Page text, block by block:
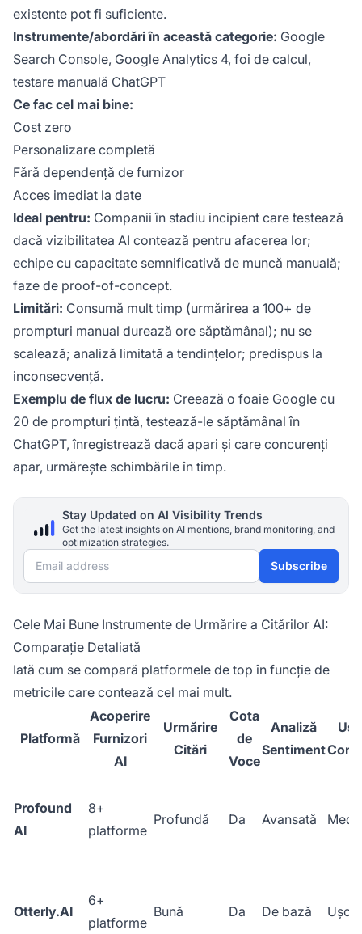
existente pot fi suficiente.
Instrumente/abordări în această categorie: Google
Search Console, Google Analytics 4, foi de calcul,
testare manuală ChatGPT
Ce fac cel mai bine:
Cost zero
Personalizare completă
Fără dependență de furnizor
Acces imediat la date
Ideal pentru: Companii în stadiu incipient care testează
dacă vizibilitatea AI contează pentru afacerea lor;
echipe cu capacitate semnificativă de muncă manuală;
faze de proof-of-concept.
Limitări: Consumă mult timp (urmărirea a 100+ de
prompturi manual durează ore săptămânal); nu se
scalează; analiză limitată a tendințelor; predispus la
inconsecvență.
Exemplu de flux de lucru: Creează o foaie Google cu
20 de prompturi țintă, testează-le săptămânal în
ChatGPT, înregistrează dacă apari și care concurenți
apar, urmărește schimbările în timp.
Stay Updated on AI Visibility Trends
Get the latest insights on AI mentions, brand monitoring, and
optimization strategies.
Email address Subscribe
Cele Mai Bune Instrumente de Urmărire a Citărilor AI:
Comparație Detaliată
Iată cum se compară platformele de top în funcție de
metricile care contează cel mai mult.
Platformă
Acoperire
Furnizori
AI
Urmărire
Citări
Cota
de
Voce
Analiză
Sentiment
Profound
AI
8+
platforme
Profundă Da Avansată
Otterly.AI
6+
platforme
Bună Da De bază